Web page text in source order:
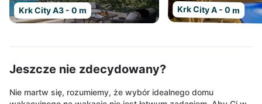
Krk City A3 - 0 m Krk City A - 0 m
Jeszcze nie zdecydowany?
Nie martw się, rozumiemy, że wybór idealnego domu